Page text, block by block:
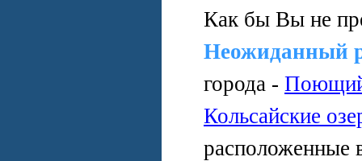
Как бы Вы не
Неожиданный
города -
Кольсайские
расположенные